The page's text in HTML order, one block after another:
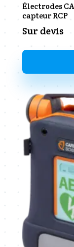
Électrodes
capteur RCP
Sur devis